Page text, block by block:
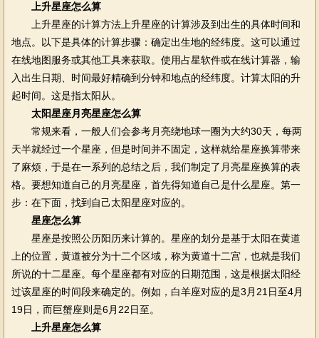
上升星座怎么算
上升星座的计算方法上升星座的计算涉及到出生的具体时间和
地点。以下是具体的计算步骤：确定出生地的经纬度。这可以通过
在线地图服务或其他工具来获取。使用占星软件或在线计算器，输
入出生日期、时间最好精确到分钟和地点的经纬度。计算太阳的升
起时间。这是指太阳从。
太阳星座月亮星座怎么算
常规来看，一般人们会参考月亮绕地球一圈为大约30天，每两
天半就经过一个星座，但是时间并不固定，这样就给星座换算带来
了麻烦，于是在一系列的总结之后，我们制定了月亮星座换算的表
格。要想知道自己的月亮星座，首先得知道自己是什么星座。第一
步：在下面，找到自己太阳星座对应的。
星座怎么算
星座是按照公历阳历来计算的。星座的划分是基于太阳在黄道
上的位置，黄道被分为十二个区域，称为黄道十二宫，也就是我们
所说的十二星座。每个星座都有对应的日期范围，这是根据太阳经
过该星座的时间段来确定的。例如，白羊座对应的是3月21日至4月
19日，而巨蟹座则是6月22日至。
上升星座怎么算